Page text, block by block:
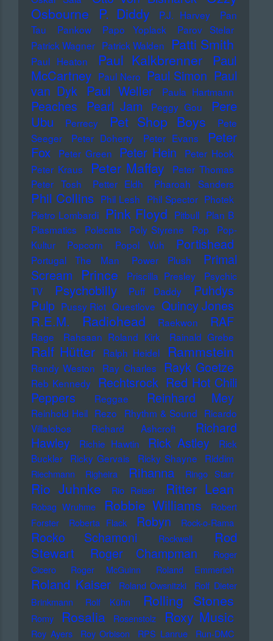
Osbourne
P. Diddy P.J. Harvey
Pan
Tau
Pankow Papo Yoplack
Parov Stelar
Patrick Wagner Patrick Walden Patti Smith
Paul Heaton Paul Kalkbrenner
Paul
McCartney Paul Nero Paul Simon Paul
van Dyk Paul Weller Paula Hartmann
Peaches Pearl Jam Peggy Gou
Pere
Ubu
Perrecy Pet Shop Boys
Pete
Seeger
Peter Doherty Peter Evans
Peter
Fox
Peter Green Peter Hein
Peter Hook
Peter Kraus
Peter Maffay
Peter Thomas
Peter Tosh
Petter Eldh Pharoah Sanders
Phil Collins Phil Lesh Phil Spector Photek
Pietro Lombardi
Pink Floyd Pitbull Plan B
Plasmatics
Polecats Poly Styrene Pop
Pop-
Kultur
Popcorn Popol Vuh Portishead
Portugal The Man Power Plush
Primal
Scream
Prince Priscilla Presley
Psychic
TV
Psychobilly Puff Daddy
Puhdys
Pulp Pussy Riot Questlove Quincy Jones
R.E.M. Radiohead Raekwon RAF
Rage Rahsaan Roland Kirk Rainald Grebe
Ralf Hütter Ralph Heidel Rammstein
Randy Weston Ray Charles Rayk Goetze
Reb Kennedy Rechtsrock Red Hot Chili
Peppers
Reggae Reinhard Mey
Reinhold Heil Rezo Rhythm & Sound Ricardo
Villalobos
Richard Ashcroft
Richard
Hawley
Richie Hawtin Rick Astley
Rick
Buckler
Ricky Gervais Ricky Shayne Riddim
Riechmann Righeira Rihanna Ringo Starr
Rio Juhnke Rio Reiser Ritter Lean
Robag Wruhme Robbie Williams
Robert
Forster
Roberta Flack Robyn Rock-o-Rama
Rocko Schamoni Rockwell
Rod
Stewart
Roger Champman
Roger
Cicero
Roger McGuinn Roland Emmerich
Roland Kaiser Roland Owsnitzki
Rolf Dieter
Brinkmann
Rolf Kühn Rolling Stones
Romy Rosalia Rosenstolz Roxy Music
Roy Ayers Roy Orbison RPS Lanrue
Run-DMC